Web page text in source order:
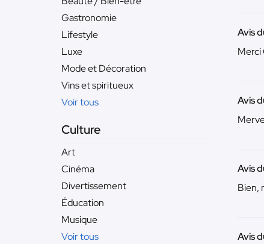
Gastronomie
Lifestyle
Luxe
Mode et Décoration
Vins et spiritueux
Voir tous
Culture
Art
Cinéma
Divertissement
Éducation
Musique
Voir tous
Avis
Merci
Avis
Avis
Bien,
Avis